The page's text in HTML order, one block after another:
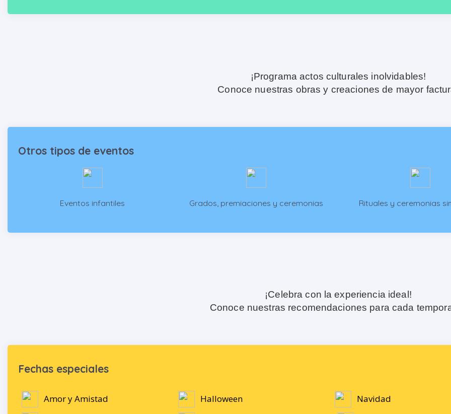
¡Programa actos culturales inolvidables!
Conoce nuestras obras y creaciones de mayor
Otros tipos de eventos
Eventos infantiles Grados, premiaciones y ceremonias Rituales y ceremonias
¡Celebra con la experiencia ideal!
Conoce nuestras recomendaciones para cada
Fechas especiales
Amor y Amistad Halloween Navidad